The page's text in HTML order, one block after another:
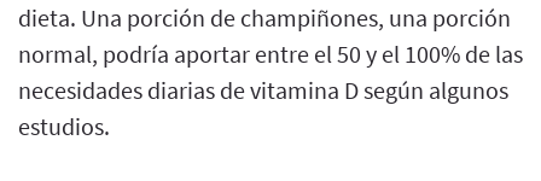
dieta. Una porción de champiñones, una porción
normal, podría aportar entre el 50 y el 100% de las
necesidades diarias de vitamina D según algunos
estudios.